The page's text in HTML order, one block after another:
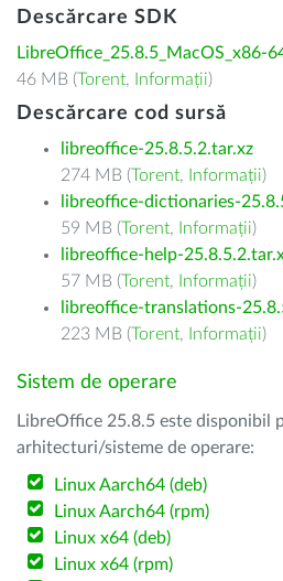
Descărcare SDK
LibreOffice_25.8.5_MacOS_x86-
46 MB (Torent, Informații)
Descărcare cod sursă
libreoffice-25.8.5.2.tar.xz
274 MB (Torent, Informații)
libreoffice-dictionaries-
59 MB (Torent, Informații)
libreoffice-help-
57 MB (Torent, Informații)
libreoffice-translations-
223 MB (Torent, Informații)
Sistem de operare
LibreOffice 25.8.5 este disponibil
arhitecturi/sisteme de operare:
Linux Aarch64 (deb)
Linux Aarch64 (rpm)
Linux x64 (deb)
Linux x64 (rpm)